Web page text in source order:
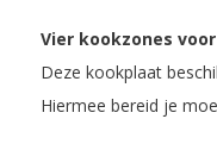
Vier kookzones
Deze kookplaat
Hiermee bereid je